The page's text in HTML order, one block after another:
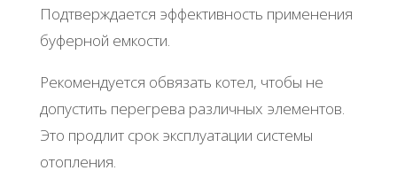
Подтверждается эффективность применения
буферной емкости.
Рекомендуется обвязать котел, чтобы не
допустить перегрева различных элементов.
Это продлит срок эксплуатации системы
отопления.